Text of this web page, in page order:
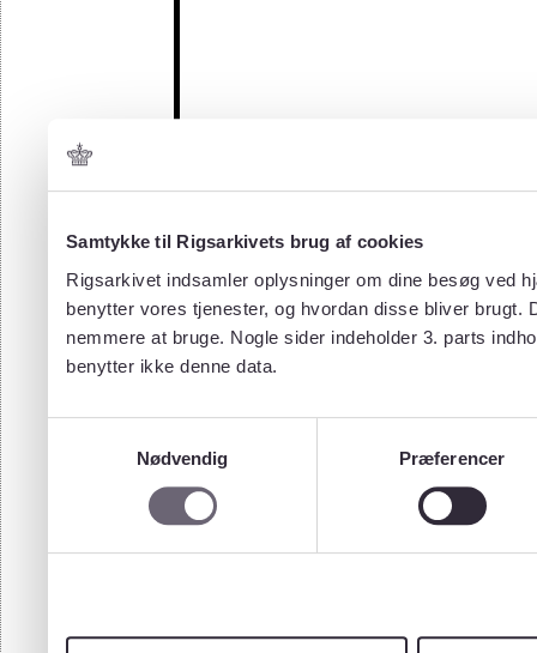
Samtykke til Rigsarkivets brug af cookies
Rigsarkivet indsamler oplysninger om dine besøg ved
benytter vores tjenester, og hvordan disse bliver
nemmere at bruge. Nogle sider indeholder 3. parts
benytter ikke denne data.
Nødvendig
Præferencer